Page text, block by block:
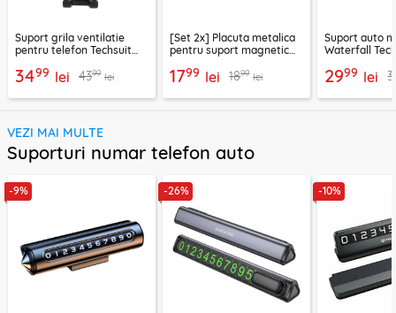
Suport grila ventilatie
pentru telefon Techsuit
3499 lei 4399 lei
[Set 2x] Placuta metalica
pentru suport magnetic
negru
1799 lei 1899 lei
Suport auto
Waterfall
2999 lei
VEZI MAI MULTE
Suporturi numar telefon auto
-9% -26% -10%